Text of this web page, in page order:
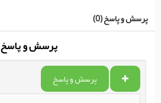
پرسش و پاسخ (0)
پرسش و پاسخ
پرسش و پاسخ